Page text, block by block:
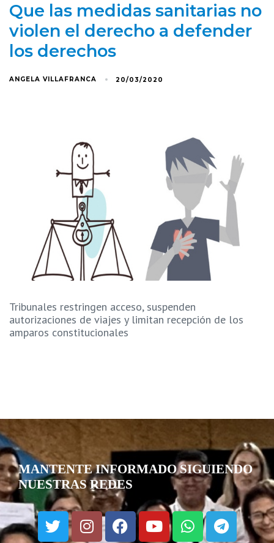
Que las medidas sanitarias no
violen el derecho a defender
los derechos
ANGELA VILLAFRANCA 20/03/2020
Tribunales restringen acceso, suspenden
autorizaciones de viajes y limitan recepción de los
amparos constitucionales
MANTENTE INFORMADO SIGUIENDO
NUESTRAS REDES